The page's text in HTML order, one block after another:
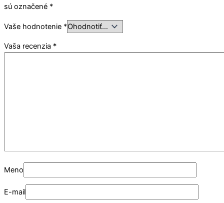
sú označené *
Vaše hodnotenie *
Vaša recenzia *
Meno
E-mail